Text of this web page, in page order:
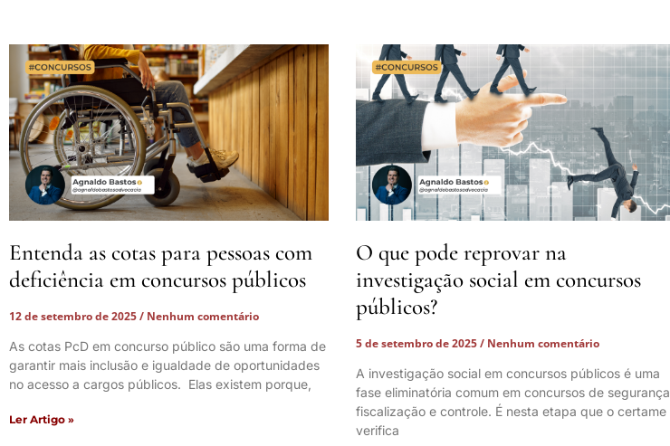
Entenda as cotas para pessoas com
deficiência em concursos públicos
12 de setembro de 2025
Nenhum comentário
As cotas PcD em concurso público são uma forma de
garantir mais inclusão e igualdade de oportunidades
no acesso a cargos públicos. Elas existem porque,
Ler Artigo »
O que pode reprovar na
investigação social em concursos
públicos?
5 de setembro de 2025 Nenhum comentário
A investigação social em concursos públicos é uma
fase eliminatória comum em concursos de segurança,
fiscalização e controle. É nesta etapa que o certame
verifica